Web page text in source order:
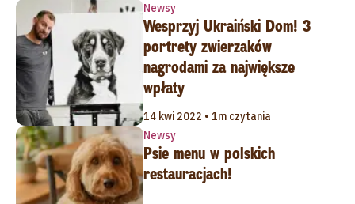
Newsy
Wesprzyj Ukraiński Dom! 3
portrety zwierzaków
nagrodami za największe
wpłaty
14 kwi 2022 • 1m czytania
Newsy
Psie menu w polskich
restauracjach!